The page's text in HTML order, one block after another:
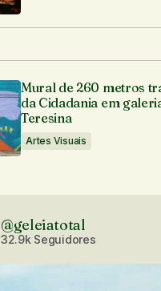
Mural de 260 metros
da Cidadania em
Teresina
Artes Visuais
@geleiatotal
32.9k Seguidores